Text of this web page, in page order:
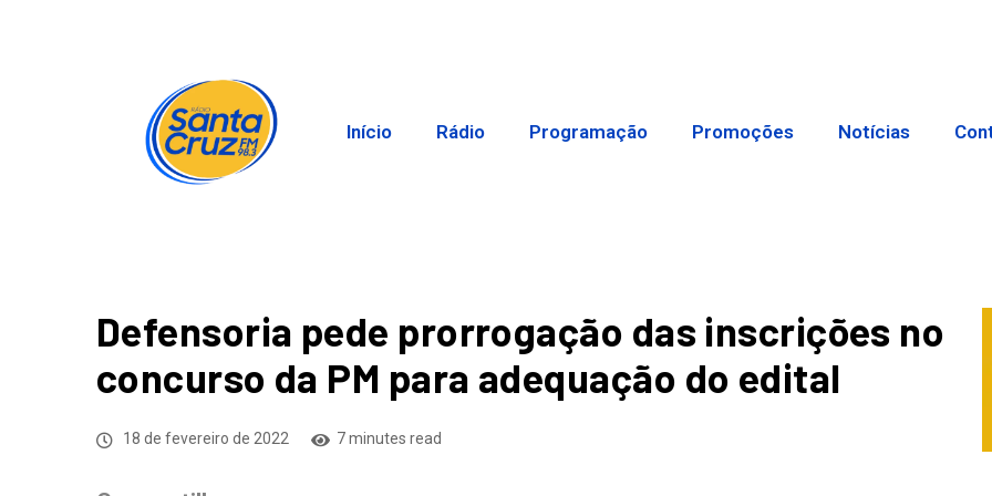
Início Rádio Programação Promoções Notícias
Defensoria pede prorrogação das inscrições no
concurso da PM para adequação do edital
18 de fevereiro de 2022 7 minutes read